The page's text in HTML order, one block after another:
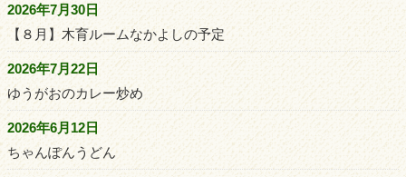
2026年7月30日
【８月】木育ルームなかよしの予定
2026年7月22日
ゆうがおのカレー炒め
2026年6月12日
ちゃんぽんうどん